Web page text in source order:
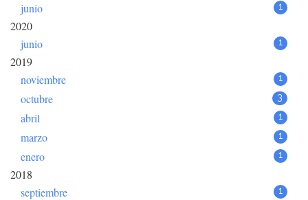
junio 1
2020
junio
1
2019
noviembre
1
octubre 3
abril 1
marzo 1
enero 1
2018
septiembre
1